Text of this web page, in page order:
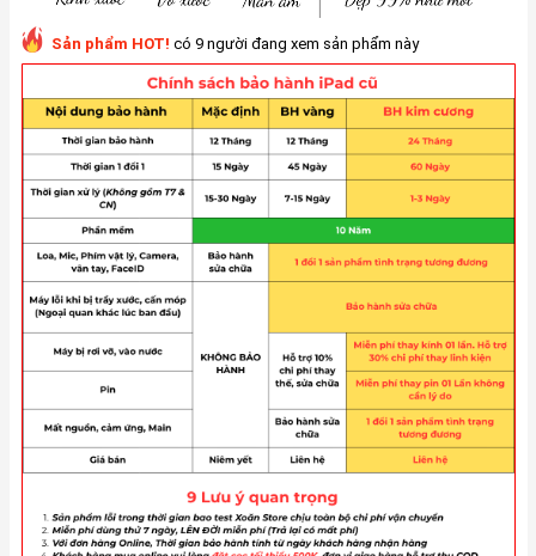
Sản phẩm HOT! có 9 người đang xem sản phẩm này